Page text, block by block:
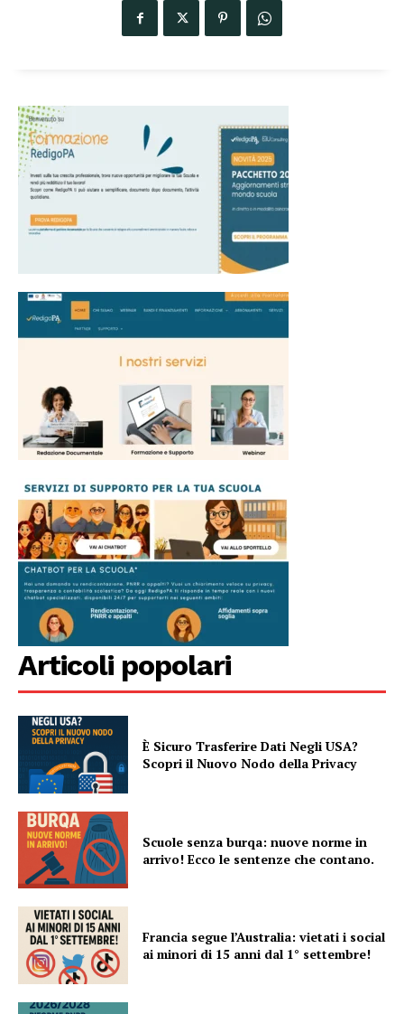
Articoli popolari
È Sicuro Trasferire Dati Negli USA?
Scopri il Nuovo Nodo della Privacy
Scuole senza burqa: nuove norme in
arrivo! Ecco le sentenze che contano.
Francia segue l’Australia: vietati i social
ai minori di 15 anni dal 1° settembre!